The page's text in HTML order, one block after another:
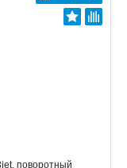
поворотный